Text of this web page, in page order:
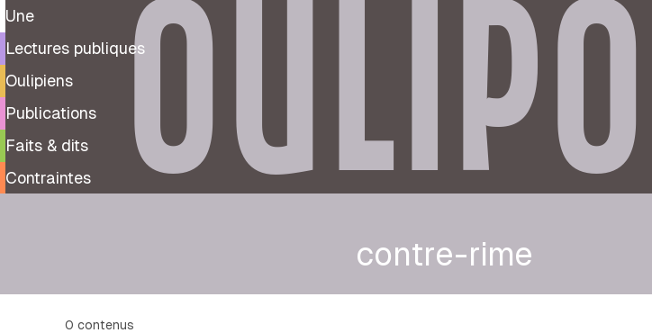
Une
Lectures publiques
Oulipiens
Publications
Faits & dits
Contraintes
OULIPO
contre-rime
0 contenus